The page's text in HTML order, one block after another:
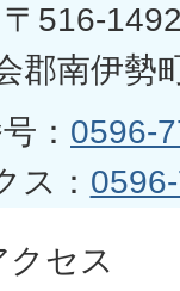
〒516-
郡南伊勢
： 0596-
ス：
セス